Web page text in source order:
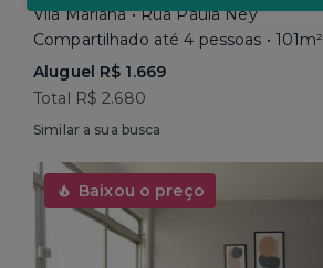
Vila Mariana • Rua Paula Ney
Compartilhado até 4 pessoas • 101m²
Aluguel R$ 1.669
Total R$ 2.680
Similar a sua busca
Baixou o preço